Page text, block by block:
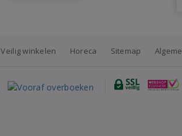
Veilig winkelen Horeca Sitemap